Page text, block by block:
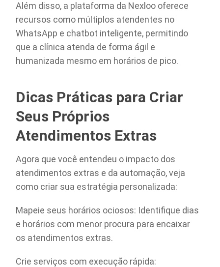
Além disso, a plataforma da Nexloo oferece
recursos como múltiplos atendentes no
WhatsApp e chatbot inteligente, permitindo
que a clínica atenda de forma ágil e
humanizada mesmo em horários de pico.
Dicas Práticas para Criar
Seus Próprios
Atendimentos Extras
Agora que você entendeu o impacto dos
atendimentos extras e da automação, veja
como criar sua estratégia personalizada:
Mapeie seus horários ociosos: Identifique dias
e horários com menor procura para encaixar
os atendimentos extras.
Crie serviços com execução rápida: